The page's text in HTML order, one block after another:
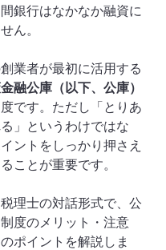
銀行はなかなか融資に
ん。
業者が最初に活用する
融公庫（以下、公庫）
です。ただし「とりあ
」というわけではな
ントをしっかり押さえ
ことが重要です。
理士の対話形式で、公
度のメリット・注意
ポイントを解説しま